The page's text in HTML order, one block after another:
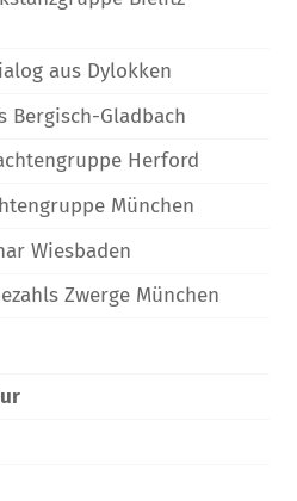
aus Dylokken
Bergisch-Gladbach
Herford
München
Wiesbaden
Zwerge München